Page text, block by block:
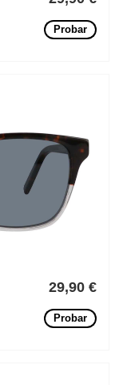
Probar
29,90 €
Probar